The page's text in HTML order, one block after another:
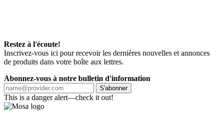
Restez à l'écoute!
Inscrivez-vous ici pour recevoir les dernières nouvelles et annonces
de produits dans votre boîte aux lettres.
Abonnez-vous à notre bulletin d'information
S'abonner
This is a danger alert—check it out!